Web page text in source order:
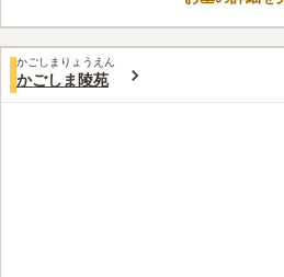
口コミ評価
この霊園はまだ誰からも評価されていません
かごしまりょうえん
かごしま陵苑